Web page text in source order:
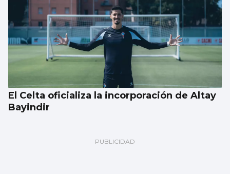
El Celta oficializa la incorporación de Altay
Bayindir